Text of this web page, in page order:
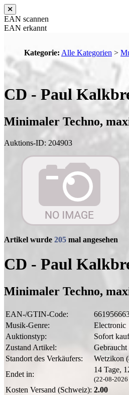
EAN scannen
EAN erkannt
Kategorie: Alle Kategorien >
CD - Paul
Minimaler Techno,
Auktions-ID: 204903
Artikel wurde 205 mal angesehen
CD - Paul
Minimaler Techno,
EAN-/GTIN-Code:
Musik-Genre:
Electronic
Auktionstyp:
Sofort
Zustand Artikel:
Gebraucht
Standort des Verkäufers:
Wetzikon
Endet in:
14 Tage,
(22-08-
Kosten Versand (Schweiz): 2.00